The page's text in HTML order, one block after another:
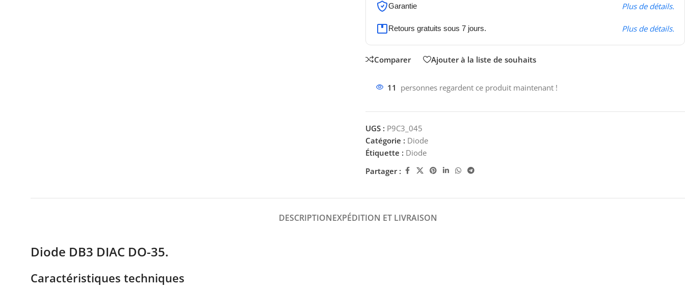
Garantie Plus de détails.
Retours gratuits sous 7 jours. Plus de détails.
Comparer Ajouter à la liste de souhaits
11 personnes regardent ce produit maintenant !
UGS : P9C3_045
Catégorie : Diode
Étiquette : Diode
Partager :
DESCRIPTIONEXPÉDITION ET LIVRAISON
Diode DB3 DIAC DO-35.
Caractéristiques techniques